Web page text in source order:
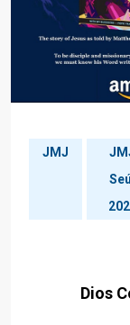
JMJ
Seúl
Dios